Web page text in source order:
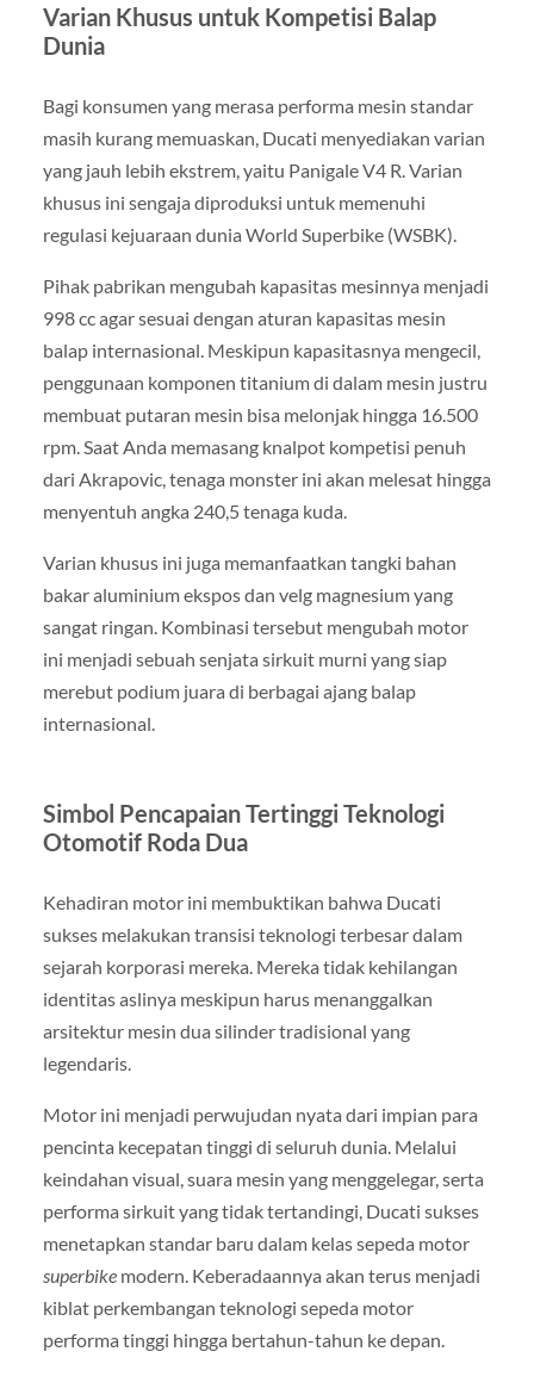
Varian Khusus untuk Kompetisi Balap
Dunia
Bagi konsumen yang merasa performa mesin standar
masih kurang memuaskan, Ducati menyediakan varian
yang jauh lebih ekstrem, yaitu Panigale V4 R. Varian
khusus ini sengaja diproduksi untuk memenuhi
regulasi kejuaraan dunia World Superbike (WSBK).
Pihak pabrikan mengubah kapasitas mesinnya menjadi
998 cc agar sesuai dengan aturan kapasitas mesin
balap internasional. Meskipun kapasitasnya mengecil,
penggunaan komponen titanium di dalam mesin justru
membuat putaran mesin bisa melonjak hingga 16.500
rpm. Saat Anda memasang knalpot kompetisi penuh
dari Akrapovic, tenaga monster ini akan melesat hingga
menyentuh angka 240,5 tenaga kuda.
Varian khusus ini juga memanfaatkan tangki bahan
bakar aluminium ekspos dan velg magnesium yang
sangat ringan. Kombinasi tersebut mengubah motor
ini menjadi sebuah senjata sirkuit murni yang siap
merebut podium juara di berbagai ajang balap
internasional.
Simbol Pencapaian Tertinggi Teknologi
Otomotif Roda Dua
Kehadiran motor ini membuktikan bahwa Ducati
sukses melakukan transisi teknologi terbesar dalam
sejarah korporasi mereka. Mereka tidak kehilangan
identitas aslinya meskipun harus menanggalkan
arsitektur mesin dua silinder tradisional yang
legendaris.
Motor ini menjadi perwujudan nyata dari impian para
pencinta kecepatan tinggi di seluruh dunia. Melalui
keindahan visual, suara mesin yang menggelegar, serta
performa sirkuit yang tidak tertandingi, Ducati sukses
menetapkan standar baru dalam kelas sepeda motor
superbikemodern. Keberadaannya akan terus menjadi
kiblat perkembangan teknologi sepeda motor
performa tinggi hingga bertahun-tahun ke depan.